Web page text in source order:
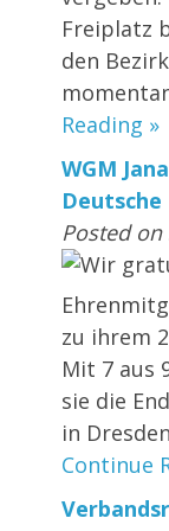
Freiplatz
den
Reading »
WGM
Posted on
Wir
zu ihrem
Mit 7 aus
sie die
in
Continue